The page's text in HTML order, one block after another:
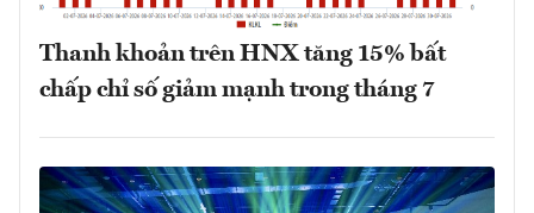
Thanh khoản trên HNX tăng 15% bất
chấp chỉ số giảm mạnh trong tháng 7